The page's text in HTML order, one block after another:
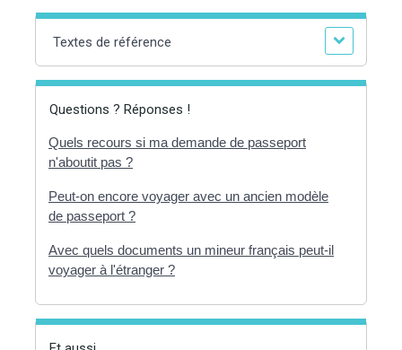
Textes de référence
Questions ? Réponses !
Quels recours si ma demande de passeport
n'aboutit pas ?
Peut-on encore voyager avec un ancien modèle
de passeport ?
Avec quels documents un mineur français peut-il
voyager à l'étranger ?